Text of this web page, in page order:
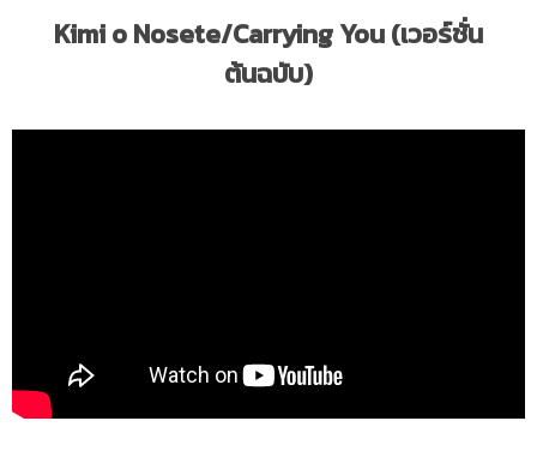
Kimi o Nosete/Carrying You (เวอร์ชั่น
ต้นฉบับ)